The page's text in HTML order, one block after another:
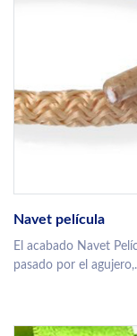
Navet película
El acabado Navet
pasado por el